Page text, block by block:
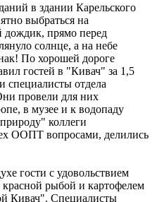
в здании Карельского
выбраться на
дождик, прямо перед
солнце, а на небе
По хорошей дороге
гостей в "Кивач" за 1,5
специалисты отдела
провели для них
в музее и к водопаду
коллеги
ООПТ вопросами, делились
гости с удовольствием
рыбой и картофелем
Кивач". Специалисты